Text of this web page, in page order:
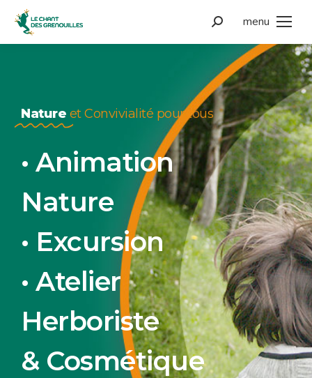
menu
Nature et Convivialité pour tous
• Animation
Nature
• Excursion
• Atelier
Herboriste
& Cosmétique